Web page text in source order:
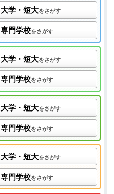
大学・短大をさがす
専門学校をさがす
大学・短大をさがす
専門学校をさがす
大学・短大をさがす
専門学校をさがす
大学・短大をさがす
専門学校をさがす